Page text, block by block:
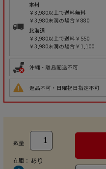
本州
￥3,980以上で送料無料
￥3,980未満の場合￥880
北海道
￥3,980以上で送料￥550
￥3,980未満の場合￥1,100
沖縄・離島配送不可
返品不可・日曜祝日指定不可
数量
在庫： あり